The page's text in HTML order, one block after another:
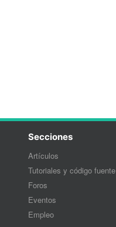
Secciones
Artículos
Tutoriales y código fuente
Foros
Eventos
Empleo